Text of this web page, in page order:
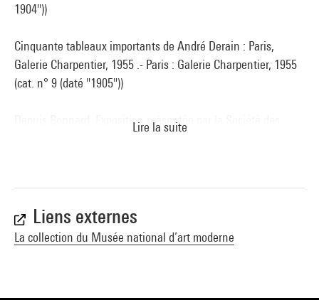
1904"))
Cinquante tableaux importants de André Derain : Paris,
Galerie Charpentier, 1955 .- Paris : Galerie Charpentier, 1955
(cat. n° 9 (daté "1905"))
Depuis Bonnard. Exposition présentée par la Société des
HILAIRE (Georges). - Derain. - Genève : P. Cailler,(coll. les
grandes monographies), 1959 (fig. 24 cit. p. 68, 190)
Lire la suite
Liens externes
La collection du Musée national d’art moderne